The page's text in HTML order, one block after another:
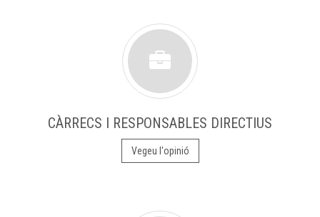
CÀRRECS I RESPONSABLES DIRECTIUS
Vegeu l'opinió